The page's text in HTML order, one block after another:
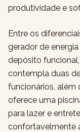
produtividade e
Entre os
gerador de
depósito
contempla duas
funcionários, além
oferece uma
para lazer e
confortavelmente